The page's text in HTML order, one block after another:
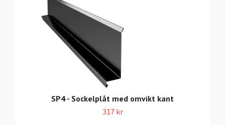
SP4 - Sockelplåt med omvikt kant
317 kr